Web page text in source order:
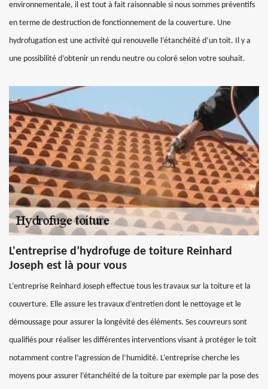
environnementale, il est tout à fait raisonnable si nous sommes préventifs
en terme de destruction de fonctionnement de la couverture. Une
hydrofugation est une activité qui renouvelle l’étanchéité d’un toit. Il y a
une possibilité d’obtenir un rendu neutre ou coloré selon votre souhait.
L'entreprise d’hydrofuge de toiture Reinhard
Joseph est là pour vous
L’entreprise Reinhard Joseph effectue tous les travaux sur la toiture et la
couverture. Elle assure les travaux d’entretien dont le nettoyage et le
démoussage pour assurer la longévité des éléments. Ses couvreurs sont
qualifiés pour réaliser les différentes interventions visant à protéger le toit
notamment contre l’agression de l’humidité. L’entreprise cherche les
moyens pour assurer l’étanchéité de la toiture par exemple par la pose des